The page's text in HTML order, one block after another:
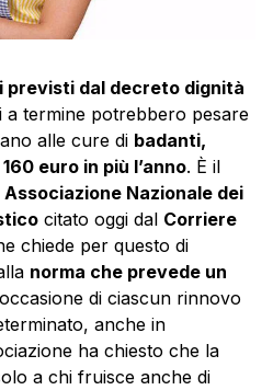
previsti dal decreto dignità
termine potrebbero pesare
alle cure di badanti,
euro in più l’anno. È il
Nazionale dei
citato oggi dal Corriere
chiede per questo di
norma che prevede un
di ciascun rinnovo
anche in
ha chiesto che la
a chi fruisce anche di